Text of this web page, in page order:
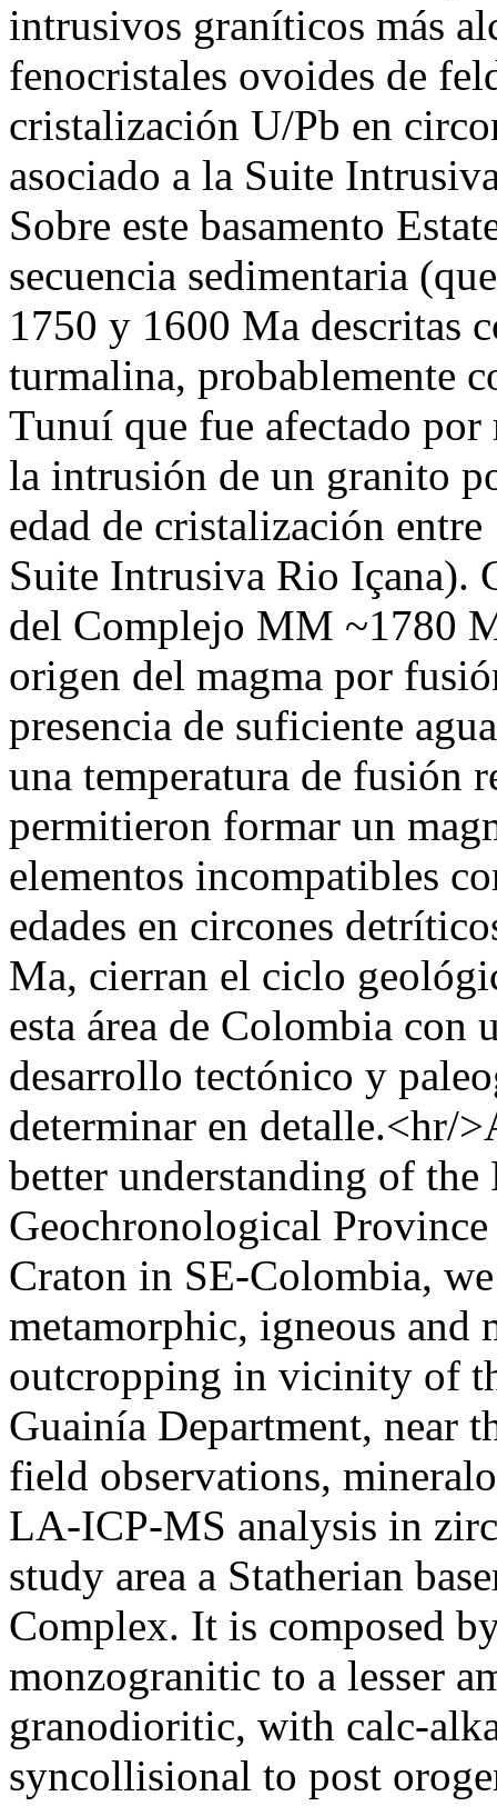
intrusivos graníticos más
fenocristales ovoides de
cristalización U/Pb en
asociado a la Suite
Sobre este basamento
secuencia sedimentaria
1750 y 1600 Ma descritas
turmalina, probablemente
Tunuí que fue afectado
la intrusión de un granito
edad de cristalización
Suite Intrusiva Rio Içana).
del Complejo MM ~1780
origen del magma por
presencia de suficiente
una temperatura de fusión
permitieron formar un
elementos incompatibles
edades en circones
Ma, cierran el ciclo
esta área de Colombia
desarrollo tectónico y
determinar en detalle.<hr/
better understanding of the
Geochronological
Craton in SE-Colombia,
metamorphic, igneous and
outcropping in vicinity of
Guainía Department, near
field observations,
LA-ICP-MS analysis in
study area a Statherian
Complex. It is composed
monzogranitic to a lesser
granodioritic, with calc-
syncollisional to post